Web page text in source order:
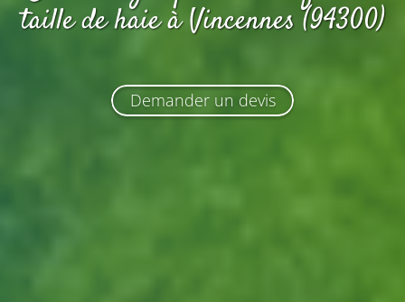
taille de haieà Vincennes (94300)
Demander un devis